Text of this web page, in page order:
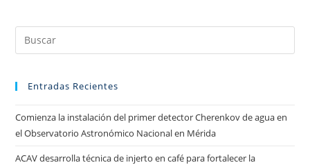
Entradas Recientes
Comienza la instalación del primer detector Cherenkov de agua en
el Observatorio Astronómico Nacional en Mérida
ACAV desarrolla técnica de injerto en café para fortalecer la